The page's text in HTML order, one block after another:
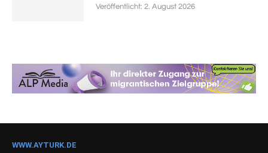
Veröffentlicht: 2. August 2026
WWW.AYTURK.DE